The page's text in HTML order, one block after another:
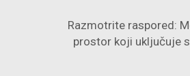
Razmotrite raspored:
prostor koji uključuje